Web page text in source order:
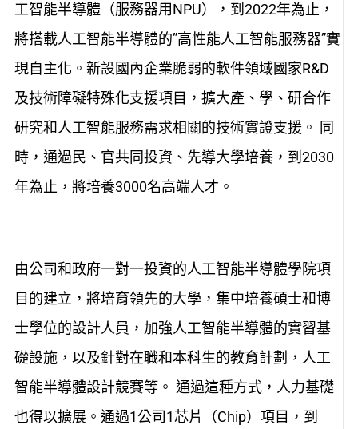
工智能半導體（服務器用NPU），到2022年為止，
將搭載人工智能半導體的”高性能人工智能服務器”實
現自主化。新設國內企業脆弱的軟件領域國家R&D
及技術障礙特殊化支援項目，擴大產、學、研合作
研究和人工智能服務需求相關的技術實證支援。 同
時，通過民、官共同投資、先導大學培養，到2030
年為止，將培養3000名高端人才。
由公司和政府一對一投資的人工智能半導體學院項
目的建立，將培育領先的大學，集中培養碩士和博
士學位的設計人員，加強人工智能半導體的實習基
礎設施，以及針對在職和本科生的教育計劃，人工
智能半導體設計競賽等。 通過這種方式，人力基礎
也得以擴展。通過1公司1芯片（Chip）項目，到